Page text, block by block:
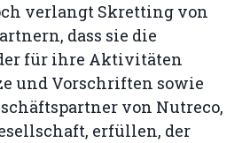
verlangt Skretting von
dass sie die
für ihre Aktivitäten
und Vorschriften sowie
von Nutreco,
erfüllen, der